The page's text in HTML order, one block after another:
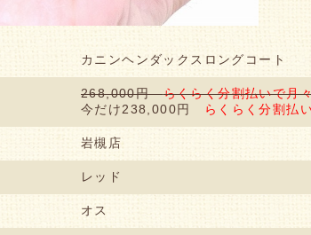
カニンヘンダックスロングコート
268,000円らくらく分割払いで月
今だけ238,000円
らくらく分割払
岩槻店
レッド
オス